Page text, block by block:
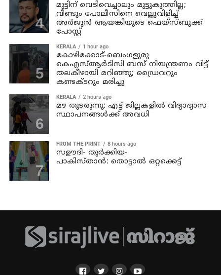
മുട്ടിന് വെടിവെച്ചാലും മുട്ടുകുത്തില്ല;
വീണ്ടും പോലീസിനെ വെല്ലുവിളിച്ച്
അര്‍ജുന്‍ ആയങ്കിയുടെ ഫെയ്‌സ്ബുക്ക്
പോസ്റ്റ്
KERALA 1 hour ago
കോഴിക്കോട്-ബെംഗളുരു
കെഎസ്ആര്‍ടിസി ബസ് നിയന്ത്രണം വിട്ട്
തലകീഴായി മറിഞ്ഞു; ഡ്രൈവറും
കണ്ടക്ടറും മരിച്ചു
KERALA 2 hours ago
മഴ തുടരുന്നു: എട്ട് ജില്ലകളില്‍ വിദ്യാഭ്യാസ
സ്ഥാപനങ്ങള്‍ക്ക് അവധി
FROM THE PRINT 8 hours ago
സഊദി- തുർക്കിയ-
പാകിസ്താൻ: തൊട്ടാൽ ഒറ്റക്കെട്ട്